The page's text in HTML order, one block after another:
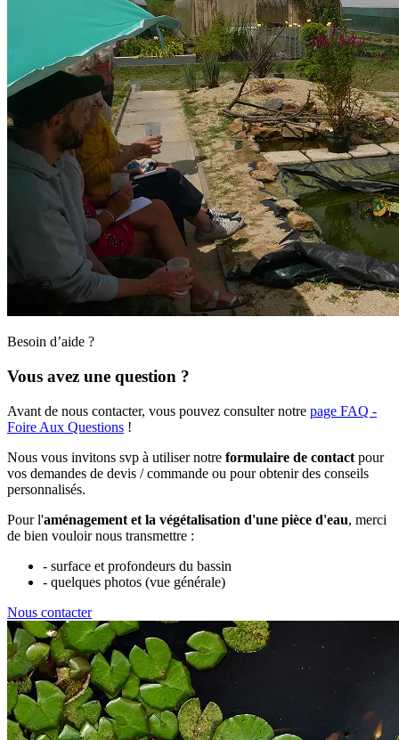
Besoin d’aide ?
Vous avez une question ?
Avant de nous contacter, vous pouvez consulter notre page FAQ -
Foire Aux Questions !
Nous vous invitons svp à utiliser notre formulaire de contact pour
vos demandes de devis / commande ou pour obtenir des conseils
personnalisés.
Pour l'aménagement et la végétalisation d'une pièce d'eau, merci
de bien vouloir nous transmettre :
- surface et profondeurs du bassin
- quelques photos (vue générale)
Nous contacter